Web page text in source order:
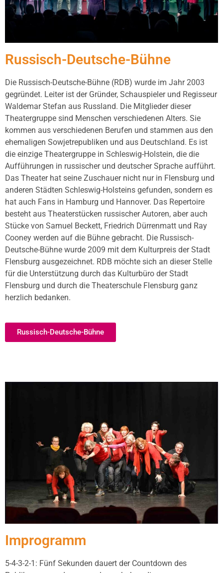
Russisch-Deutsche-Bühne
Die Russisch-Deutsche-Bühne (RDB) wurde im Jahr 2003
gegründet. Leiter ist der Gründer, Schauspieler und Regisseur
Waldemar Stefan aus Russland. Die Mitglieder dieser
Theatergruppe sind Menschen verschiedenen Alters. Sie
kommen aus verschiedenen Berufen und stammen aus den
ehemaligen Sowjetrepubliken und aus Deutschland. Es ist
die einzige Theatergruppe in Schleswig-Holstein, die die
Aufführungen in russischer und deutscher Sprache aufführt.
Das Theater hat seine Zuschauer nicht nur in Flensburg und
anderen Städten Schleswig-Holsteins gefunden, sondern es
hat auch Fans in Hamburg und Hannover. Das Repertoire
besteht aus Theaterstücken russischer Autoren, aber auch
Stücke von Samuel Beckett, Friedrich Dürrenmatt und Ray
Cooney werden auf die Bühne gebracht. Die Russisch-
Deutsche-Bühne wurde 2009 mit dem Kulturpreis der Stadt
Flensburg ausgezeichnet. RDB möchte sich an dieser Stelle
für die Unterstützung durch das Kulturbüro der Stadt
Flensburg und durch die Theaterschule Flensburg ganz
herzlich bedanken.
Russisch-Deutsche-Bühne
Improgramm
5-4-3-2-1: Fünf Sekunden dauert der Countdown des